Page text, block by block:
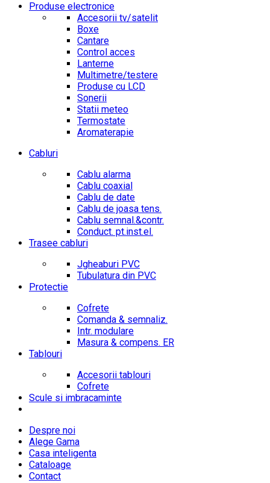
Produse electronice
Accesorii tv/satelit
Boxe
Cantare
Control acces
Lanterne
Multimetre/testere
Produse cu LCD
Sonerii
Statii meteo
Termostate
Aromaterapie
Cabluri
Cablu alarma
Cablu coaxial
Cablu de date
Cablu de joasa tens.
Cablu semnal.&contr.
Conduct. pt.inst.el.
Trasee cabluri
Jgheaburi PVC
Tubulatura din PVC
Protectie
Cofrete
Comanda & semnaliz.
Intr. modulare
Masura & compens. ER
Tablouri
Accesorii tablouri
Cofrete
Scule si imbracaminte
Despre noi
Alege Gama
Casa inteligenta
Cataloage
Contact